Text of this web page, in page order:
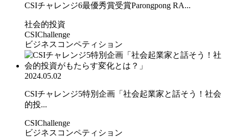
CSIチャレンジ6最優秀賞受賞Parongpong RA...
社会的投資
CSIChallenge
ビジネスコンペティション
2024.05.02
CSIチャレンジ5特別企画「社会起業家と話そう！社会
的投...
CSIChallenge
ビジネスコンペティション